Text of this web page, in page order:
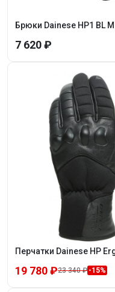
Брюки Dainese HP1 BL
7 620 ₽
Перчатки Dainese HP
19 780 ₽23 340 ₽ -15%